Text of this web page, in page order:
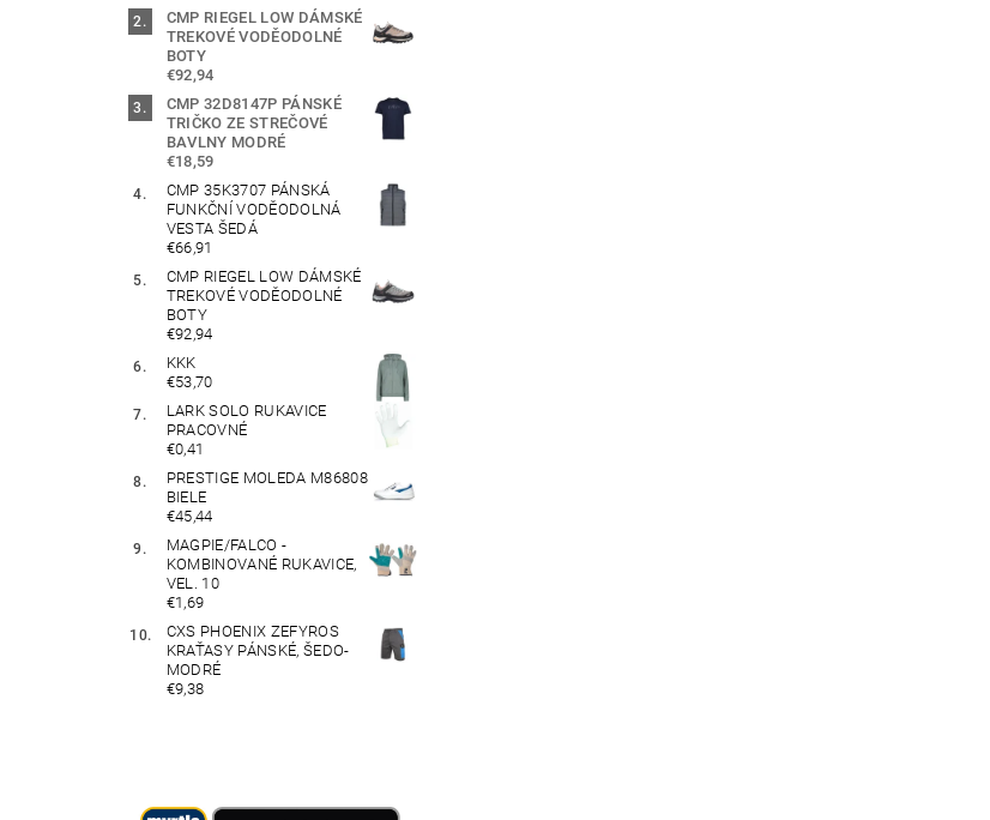
CMP RIEGEL LOW DÁMSKÉ
TREKOVÉ VODĚODOLNÉ
BOTY
€92,94
CMP 32D8147P PÁNSKÉ
TRIČKO ZE STREČOVÉ
BAVLNY MODRÉ
€18,59
CMP 35K3707 PÁNSKÁ
FUNKČNÍ VODĚODOLNÁ
VESTA ŠEDÁ
€66,91
CMP RIEGEL LOW DÁMSKÉ
TREKOVÉ VODĚODOLNÉ
BOTY
€92,94
KKK
€53,70
LARK SOLO RUKAVICE
PRACOVNÉ
€0,41
PRESTIGE MOLEDA M86808
BIELE
€45,44
MAGPIE/FALCO -
KOMBINOVANÉ RUKAVICE,
VEL. 10
€1,69
CXS PHOENIX ZEFYROS
KRAŤASY PÁNSKÉ, ŠEDO-
MODRÉ
€9,38